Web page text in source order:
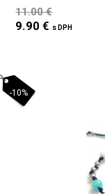
11.00 €
9.90 € s DPH
-10%